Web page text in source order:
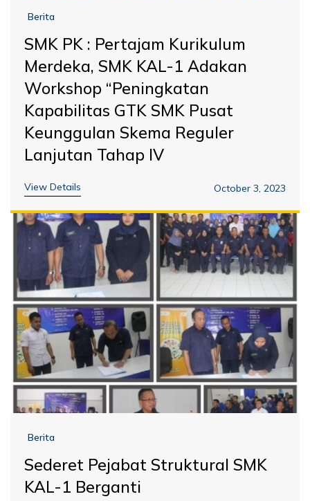
Berita
SMK PK : Pertajam Kurikulum
Merdeka, SMK KAL-1 Adakan
Workshop “Peningkatan
Kapabilitas GTK SMK Pusat
Keunggulan Skema Reguler
Lanjutan Tahap IV
View Details October 3, 2023
Berita
Sederet Pejabat Struktural SMK
KAL-1 Berganti